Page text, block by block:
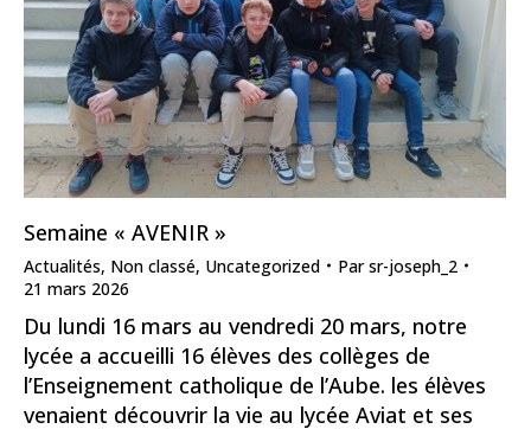
Semaine « AVENIR »
Actualités, Non classé, Uncategorized Parsr-joseph_2
21 mars 2026
Du lundi 16 mars au vendredi 20 mars, notre
lycée a accueilli 16 élèves des collèges de
l’Enseignement catholique de l’Aube. les élèves
venaient découvrir la vie au lycée Aviat et ses